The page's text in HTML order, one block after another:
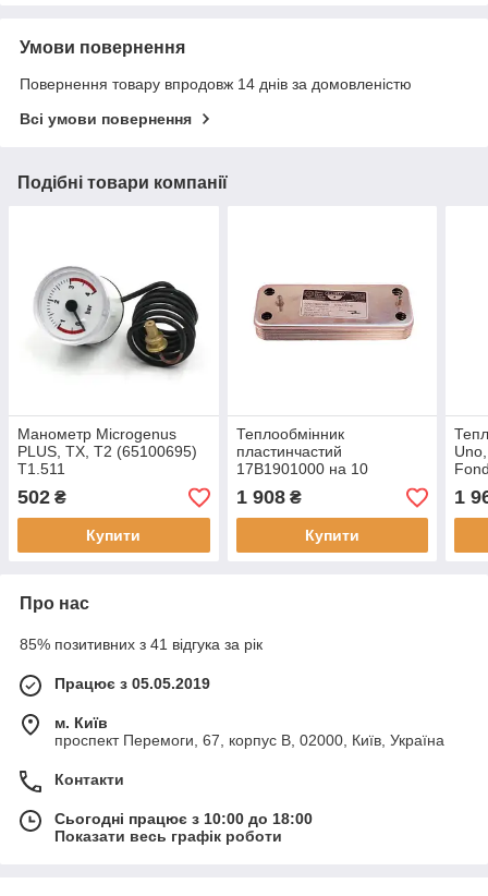
Умови повернення
Повернення товару впродовж 14 днів за домовленістю
Всі умови повернення
Подібні товари компанії
Манометр Microgenus
PLUS, ТХ, Т2 (65100695)
T1.511
502 ₴
Купити
Теплообмінник
пластинчастий
17B1901000 на 10
пластин для котлів Ariston
Uno, Beretta, Elexia,
Fondital, Viessman
1 908₴
Купити
1
Про нас
85% позитивних з 41 відгука за рік
Працює з 05.05.2019
м. Київ
проспект Перемоги, 67, корпус В, 02000, Київ, Україна
Контакти
Сьогодні працює з 10:00 до 18:00
Показати весь графік роботи